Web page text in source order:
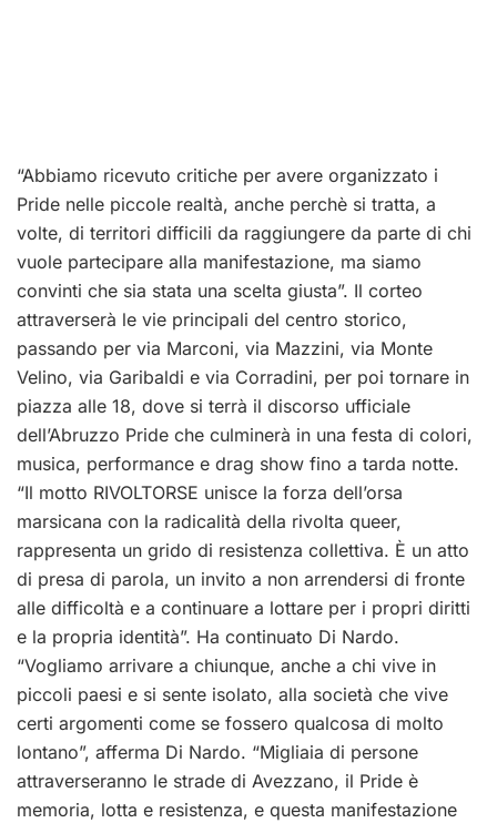
“Abbiamo ricevuto critiche per avere organizzato i
Pride nelle piccole realtà, anche perchè si tratta, a
volte, di territori difficili da raggiungere da parte di chi
vuole partecipare alla manifestazione, ma siamo
convinti che sia stata una scelta giusta”. Il corteo
attraverserà le vie principali del centro storico,
passando per via Marconi, via Mazzini, via Monte
Velino, via Garibaldi e via Corradini, per poi tornare in
piazza alle 18, dove si terrà il discorso ufficiale
dell’Abruzzo Pride che culminerà in una festa di colori,
musica, performance e drag show fino a tarda notte.
“Il motto RIVOLTORSE unisce la forza dell’orsa
marsicana con la radicalità della rivolta queer,
rappresenta un grido di resistenza collettiva. È un atto
di presa di parola, un invito a non arrendersi di fronte
alle difficoltà e a continuare a lottare per i propri diritti
e la propria identità”. Ha continuato Di Nardo.
“Vogliamo arrivare a chiunque, anche a chi vive in
piccoli paesi e si sente isolato, alla società che vive
certi argomenti come se fossero qualcosa di molto
lontano”, afferma Di Nardo. “Migliaia di persone
attraverseranno le strade di Avezzano, il Pride è
memoria, lotta e resistenza, e questa manifestazione